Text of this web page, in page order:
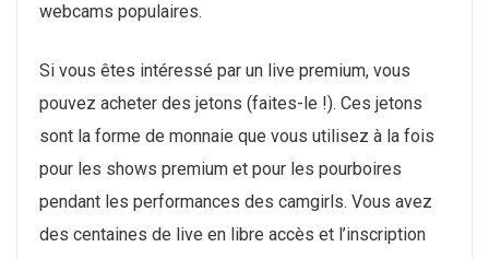
webcams populaires.
Si vous êtes intéressé par un live premium, vous
pouvez acheter des jetons (faites-le !). Ces jetons
sont la forme de monnaie que vous utilisez à la fois
pour les shows premium et pour les pourboires
pendant les performances des camgirls. Vous avez
des centaines de live en libre accès et l’inscription